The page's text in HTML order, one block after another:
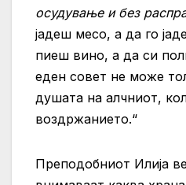
осудување и без
јадеш месо, а да го
пиеш вино, а да си
еден совет не може
душата на алчниот,
воздржанието.“
Преподобниот Илија